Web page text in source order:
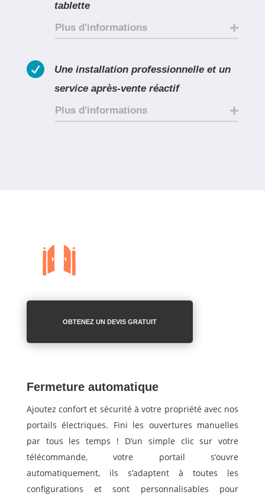
tablette
Plus d'informations

Une installation professionnelle et un
service après-vente réactif
Plus d'informations
OBTENEZ UN DEVIS GRATUIT
Fermeture automatique
Ajoutez confort et sécurité à votre propriété avec nos
portails électriques. Fini les ouvertures manuelles
par tous les temps ! D’un simple clic sur votre
télécommande, votre portail s’ouvre
automatiquement, ils s’adaptent à toutes les
configurations et sont personnalisables pour